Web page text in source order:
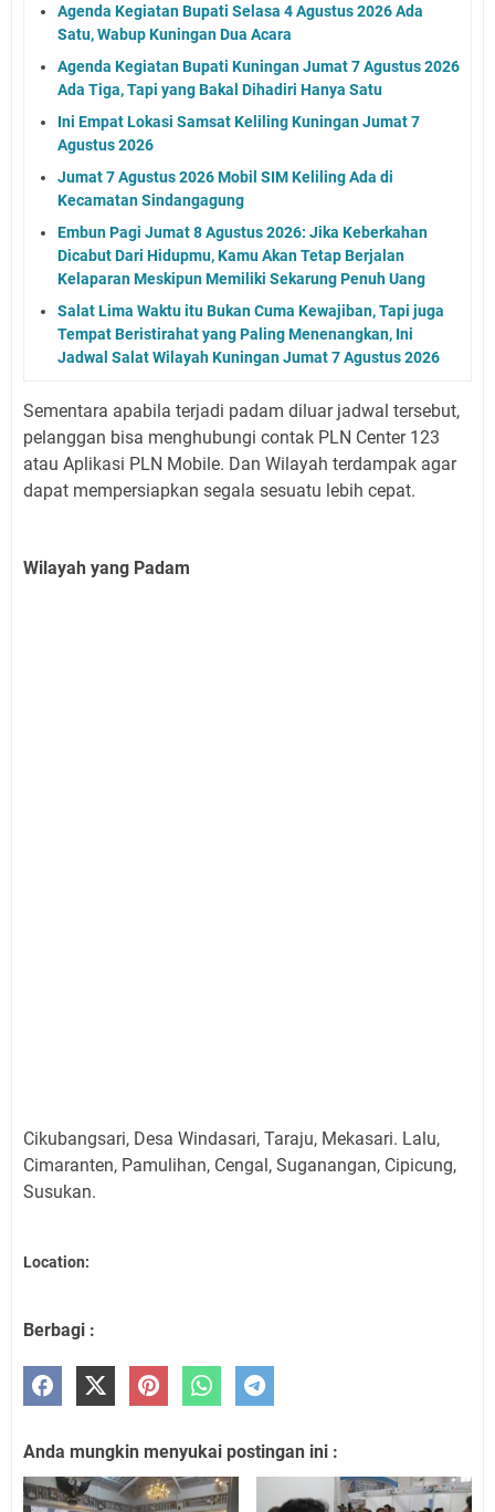
Agenda Kegiatan Bupati Selasa 4 Agustus 2026 Ada
Satu, Wabup Kuningan Dua Acara
Agenda Kegiatan Bupati Kuningan Jumat 7 Agustus 2026
Ada Tiga, Tapi yang Bakal Dihadiri Hanya Satu
Ini Empat Lokasi Samsat Keliling Kuningan Jumat 7
Agustus 2026
Jumat 7 Agustus 2026 Mobil SIM Keliling Ada di
Kecamatan Sindangagung
Embun Pagi Jumat 8 Agustus 2026: Jika Keberkahan
Dicabut Dari Hidupmu, Kamu Akan Tetap Berjalan
Kelaparan Meskipun Memiliki Sekarung Penuh Uang
Salat Lima Waktu itu Bukan Cuma Kewajiban, Tapi juga
Tempat Beristirahat yang Paling Menenangkan, Ini
Jadwal Salat Wilayah Kuningan Jumat 7 Agustus 2026
Sementara apabila terjadi padam diluar jadwal tersebut,
pelanggan bisa menghubungi contak PLN Center 123
atau Aplikasi PLN Mobile. Dan Wilayah terdampak agar
dapat mempersiapkan segala sesuatu lebih cepat.
Wilayah yang Padam
Cikubangsari, Desa Windasari, Taraju, Mekasari. Lalu,
Cimaranten, Pamulihan, Cengal, Suganangan, Cipicung,
Susukan.
Location:
Berbagi :
Anda mungkin menyukai postingan ini :